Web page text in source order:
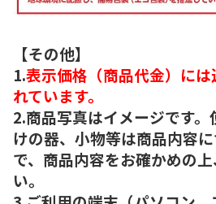
【その他】
1.表示価格（商品代金）に
れています。
2.商品写真はイメージです
けの器、小物等は商品内容
で、商品内容をお確かめの
い。